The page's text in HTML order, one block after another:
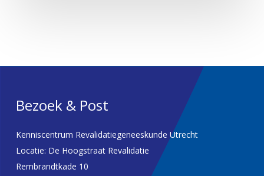
Bezoek & Post
Kenniscentrum Revalidatiegeneeskunde Utrecht
Locatie: De Hoogstraat Revalidatie
Rembrandtkade 10